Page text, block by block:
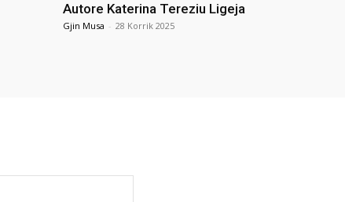
Autore Katerina Tereziu Ligeja
Gjin Musa - 28 Korrik 2025